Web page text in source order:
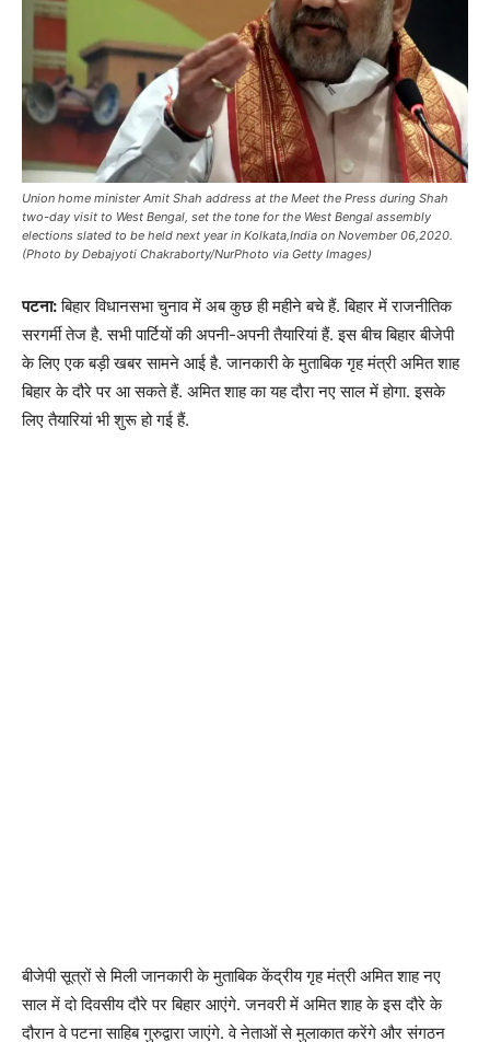
Union home minister Amit Shah address at the Meet the Press during Shah
two-day visit to West Bengal, set the tone for the West Bengal assembly
elections slated to be held next year in Kolkata,India on November 06,2020.
(Photo by Debajyoti Chakraborty/NurPhoto via Getty Images)
पटना:बिहार विधानसभा चुनाव में अब कुछ ही महीने बचे हैं. बिहार में राजनीतिक
सरगर्मी तेज है. सभी पार्टियों की अपनी-अपनी तैयारियां हैं. इस बीच बिहार बीजेपी
के लिए एक बड़ी खबर सामने आई है. जानकारी के मुताबिक गृह मंत्री अमित शाह
बिहार के दौरे पर आ सकते हैं. अमित शाह का यह दौरा नए साल में होगा. इसके
लिए तैयारियां भी शुरू हो गई हैं.
बीजेपी सूत्रों से मिली जानकारी के मुताबिक केंद्रीय गृह मंत्री अमित शाह नए
साल में दो दिवसीय दौरे पर बिहार आएंगे. जनवरी में अमित शाह के इस दौरे के
दौरान वे पटना साहिब गुरुद्वारा जाएंगे. वे नेताओं से मुलाकात करेंगे और संगठन